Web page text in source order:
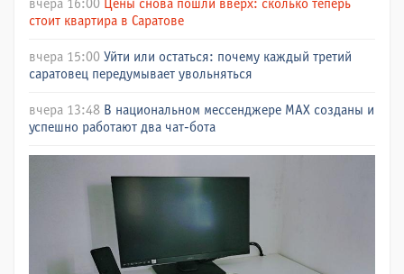
вчера 16:00 Цены снова пошли вверх: сколько теперь
стоит квартира в Саратове
вчера 15:00 Уйти или остаться: почему каждый третий
саратовец передумывает увольняться
вчера 13:48 В национальном мессенджере МАХ созданы и
успешно работают два чат-бота